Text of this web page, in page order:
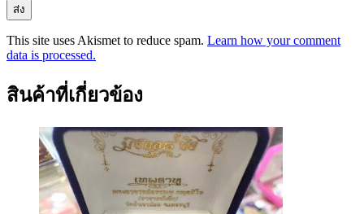
This site uses Akismet to reduce spam. Learn how your comment
data is processed.
สินค้าที่เกี่ยวข้อง